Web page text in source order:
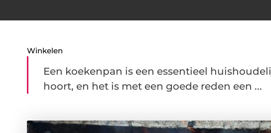
Winkelen
Een koekenpan is een essentieel
hoort, en het is met een goede reden een ...